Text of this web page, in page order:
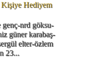
Hediyem
nrd göksu-
güner karabaş-
elter-özlem
23...